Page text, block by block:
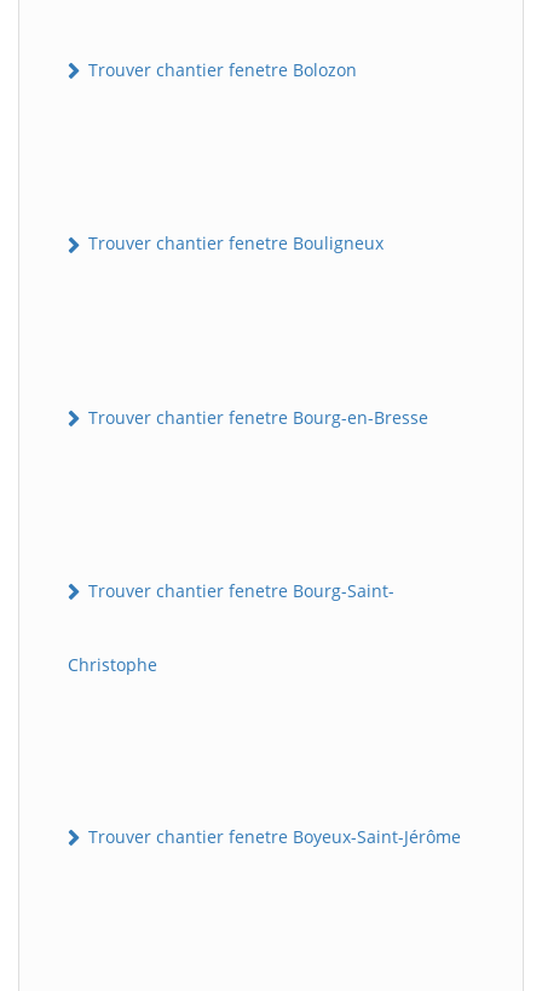
Trouver chantier fenetre Bolozon
Trouver chantier fenetre Bouligneux
Trouver chantier fenetre Bourg-en-Bresse
Trouver chantier fenetre Bourg-Saint-
Christophe
Trouver chantier fenetre Boyeux-Saint-Jérôme